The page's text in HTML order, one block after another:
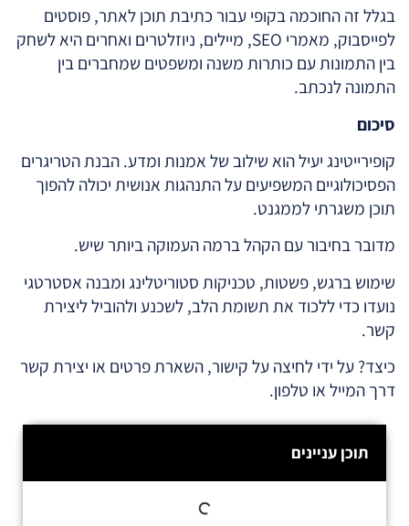
בגלל זה החוכמה בקופי עבור כתיבת תוכן לאתר, פוסטים
לפייסבוק, מאמרי SEO, מיילים, ניוזלטרים ואחרים היא לשחק
בין התמונות עם כותרות משנה ומשפטים שמחברים בין
התמונה לנכתב.
סיכום
קופירייטינג יעיל הוא שילוב של אמנות ומדע. הבנת הטריגרים
הפסיכולוגיים המשפיעים על התנהגות אנושית יכולה להפוך
תוכן משגרתי לממגנט.
מדובר בחיבור עם הקהל ברמה העמוקה ביותר שיש.
שימוש ברגש, פשטות, טכניקות סטוריטלינג ומבנה אסטרטגי
נועדו כדי ללכוד את תשומת הלב, לשכנע ולהוביל ליצירת
קשר.
כיצד? על ידי לחיצה על קישור, השארת פרטים או יצירת קשר
דרך המייל או טלפון.
תוכן עניינים